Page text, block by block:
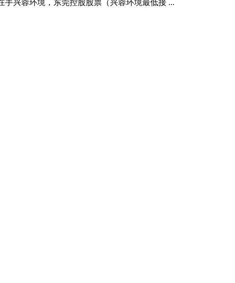
兴蓉环境，东莞控股股票（兴蓉环境最低接 ...